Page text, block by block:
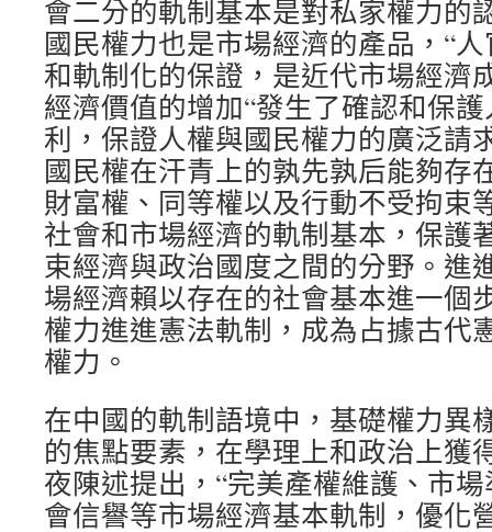
會二分的軌制基本是對私家權力的
國民權力也是市場經濟的產品，“
和軌制化的保證，是近代市場經濟
經濟價值的增加“發生了確認和保
利，保證人權與國民權力的廣泛請
國民權在汗青上的孰先孰后能夠存
財富權、同等權以及行動不受拘束
社會和市場經濟的軌制基本，保護
束經濟與政治國度之間的分野。進
場經濟賴以存在的社會基本進一個
權力進進憲法軌制，成為占據古代
權力。
在中國的軌制語境中，基礎權力異
的焦點要素，在學理上和政治上獲
夜陳述提出，“完美產權維護、市
會信譽等市場經濟基本軌制，優化